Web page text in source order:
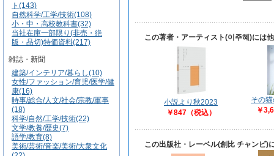
ト(143)
自然科学/工学/技術(108)
小・中・高校教科書(32)
当社在庫一部限り(非売・絶
版・品切)特価資料(217)
雑誌・新聞
建築/インテリア/暮らし(10)
女性/ファッション/育児/医学/健
康(16)
時事/総合/人文/社会/宗教/軍事
(18)
科学/自然/工学/技術(22)
文学/教養/歴史(7)
語学/教育(8)
美術/芸術/音楽/美術/大衆文化
この著者・アーティスト(이주혜)には
小説より秋2023
￥847（税込）
その
￥
この出版社・レーベル(創比 チャンビ)